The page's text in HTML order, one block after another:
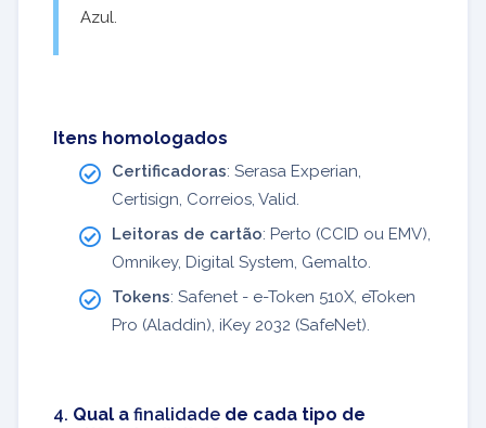
Azul.
Itens homologados
Certificadoras: Serasa Experian,
Certisign, Correios, Valid.
Leitoras de cartão: Perto (CCID ou EMV),
Omnikey, Digital System, Gemalto.
Tokens: Safenet - e-Token 510X, eToken
Pro (Aladdin), iKey 2032 (SafeNet).
4. Qual a finalidade de cada tipo de